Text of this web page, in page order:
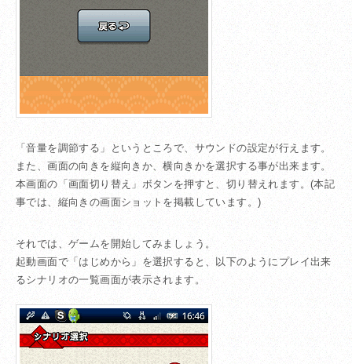
「音量を調節する」というところで、サウンドの設定が行えます。
また、画面の向きを縦向きか、横向きかを選択する事が出来ます。
本画面の「画面切り替え」ボタンを押すと、切り替えれます。(本記
事では、縦向きの画面ショットを掲載しています。)
それでは、ゲームを開始してみましょう。
起動画面で「はじめから」を選択すると、以下のようにプレイ出来
るシナリオの一覧画面が表示されます。